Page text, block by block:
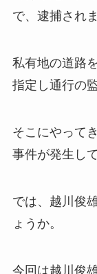
で、逮捕され
私有地の道路
指定し通行の
そこにやって
事件が発生し
では、越川俊
ょうか。
今回は越川俊